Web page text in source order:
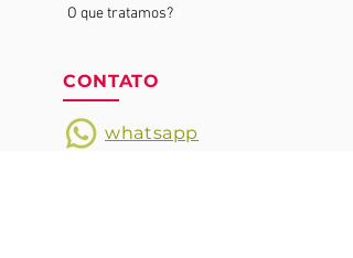
O que tratamos?
CONTATO
whatsapp